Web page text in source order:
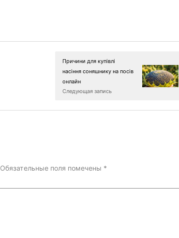
Причини для купівлі
насіння соняшнику на посів
онлайн
Следующая запись
Обязательные поля помечены *